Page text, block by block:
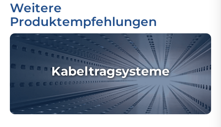
Weitere
Produktempfehlungen
Kabeltragsysteme